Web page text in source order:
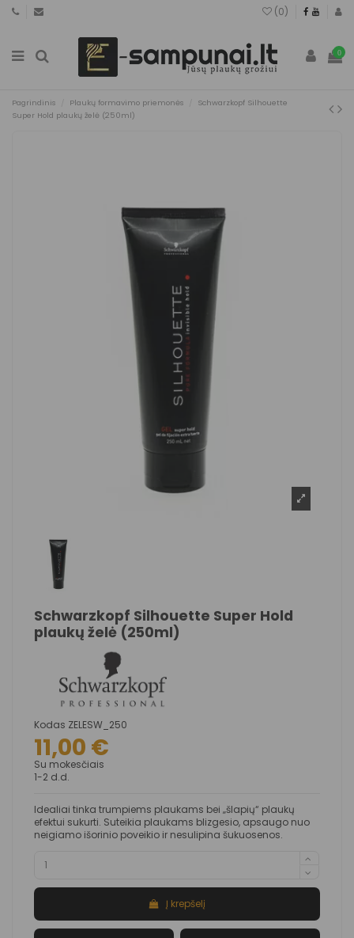
(0)
0
Pagrindinis Plaukų formavimo priemonės
Schwarzkopf Silhouette
Super Hold plaukų želė (250ml)
Schwarzkopf Silhouette Super Hold
plaukų želė (250ml)
Kodas ZELESW_250
11,00 €
Su mokesčiais
1-2 d.d.
Idealiai tinka trumpiems plaukams bei „šlapių“ plaukų
efektui sukurti. Suteikia plaukams blizgesio, apsaugo nuo
neigiamo išorinio poveikio ir nesulipina šukuosenos.
Į krepšelį